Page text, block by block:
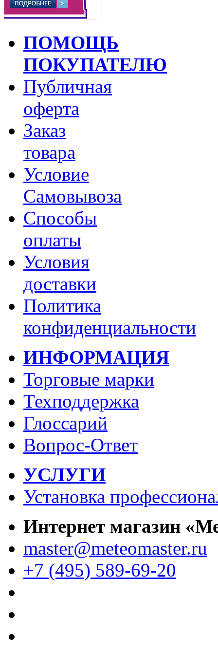
ПОМОЩЬ
ПОКУПАТЕЛЮ
Публичная
оферта
Заказ
товара
Условие
Самовывоза
Способы
оплаты
Условия
доставки
Политика
конфиденциальности
ИНФОРМАЦИЯ
Торговые марки
Техподдержка
Глоссарий
Вопрос-Ответ
УСЛУГИ
Установка
Интернет магазин
master@meteomaster.ru
+7 (495) 589-69-20